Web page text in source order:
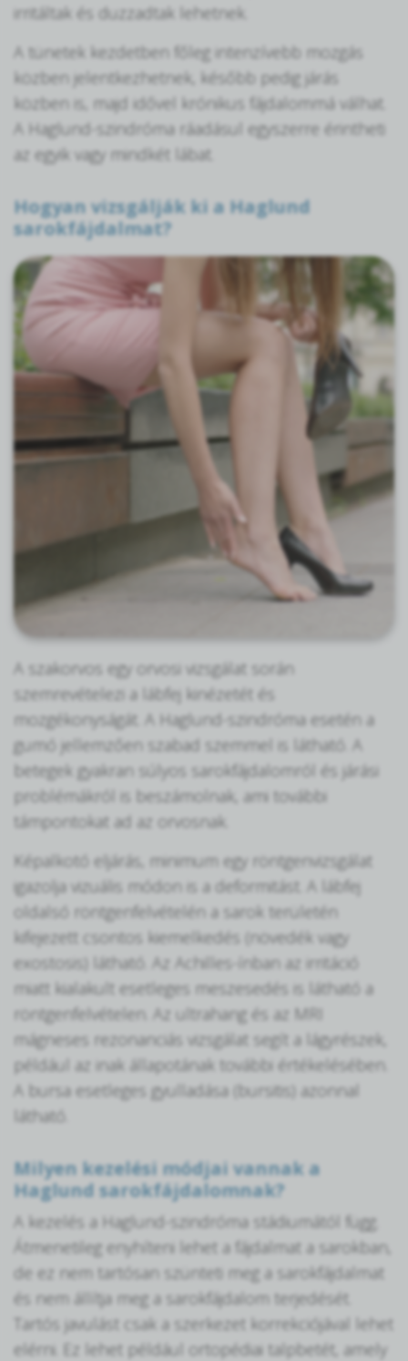
irritáltak és duzzadtak lehetnek.
A tünetek kezdetben főleg intenzívebb mozgás
közben jelentkezhetnek, később pedig járás
közben is, majd idővel krónikus fájdalommá válhat.
A Haglund-szindróma ráadásul egyszerre érintheti
az egyik vagy mindkét lábat.
Hogyan vizsgálják ki a Haglund
sarokfájdalmat?
A szakorvos egy orvosi vizsgálat során
szemrevételezi a lábfej kinézetét és
mozgékonyságát. A Haglund-szindróma esetén a
gumó jellemzően szabad szemmel is látható. A
betegek gyakran súlyos sarokfájdalomról és járási
problémákról is beszámolnak, ami további
támpontokat ad az orvosnak.
Képalkotó eljárás, minimum egy röntgenvizsgálat
igazolja vizuális módon is a deformitást. A lábfej
oldalsó röntgenfelvételén a sarok területén
kifejezett csontos kiemelkedés (növedék vagy
exostosis) látható. Az Achilles-ínban az irritáció
miatt kialakult esetleges meszesedés is látható a
röntgenfelvételen. Az ultrahang és az MRI
mágneses rezonanciás vizsgálat segít a lágyrészek,
például az inak állapotának további értékelésében.
A bursa esetleges gyulladása (bursitis) azonnal
látható.
Milyen kezelési módjai vannak a
Haglund sarokfájdalomnak?
A kezelés a Haglund-szindróma stádiumától függ.
Átmenetileg enyhíteni lehet a fájdalmat a sarokban,
de ez nem tartósan szünteti meg a sarokfájdalmat
és nem állítja meg a sarokfájdalom terjedését.
Tartós javulást csak a szerkezet korrekciójával lehet
elérni. Ez lehet például ortopédiai talpbetét, amely